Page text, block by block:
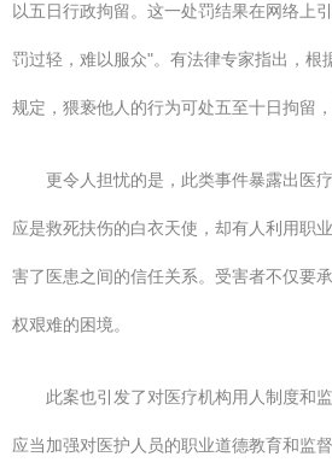
以五日行政拘留。这一处罚结果在网络上
罚过轻，难以服众"。有法律专家指出，根
规定，猥亵他人的行为可处五至十日拘留
更令人担忧的是，此类事件暴露出医
应是救死扶伤的白衣天使，却有人利用职
害了医患之间的信任关系。受害者不仅要
权艰难的困境。
此案也引发了对医疗机构用人制度和
应当加强对医护人员的职业道德教育和监